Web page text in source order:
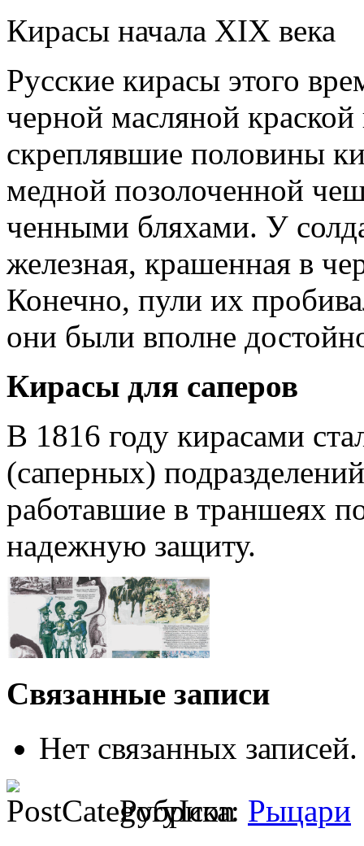
Кирасы начала XIX века
Русские кирасы этого
черной масляной
скрепляв­шие половины
медной позолоченной
ченными бляхами. У
железная, кра­шенная в
Конечно, пули их
они были вполне
Кирасы для саперов
В 1816 году кирасами
(сапер­ных)
работавшие в траншеях
надежную защиту.
Связанные записи
Нет связанных записей.
Рубрика: Рыцари